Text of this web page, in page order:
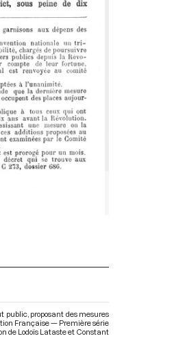
public, proposant des mesures
Française — Première série
de Lodoïs Lataste et Constant